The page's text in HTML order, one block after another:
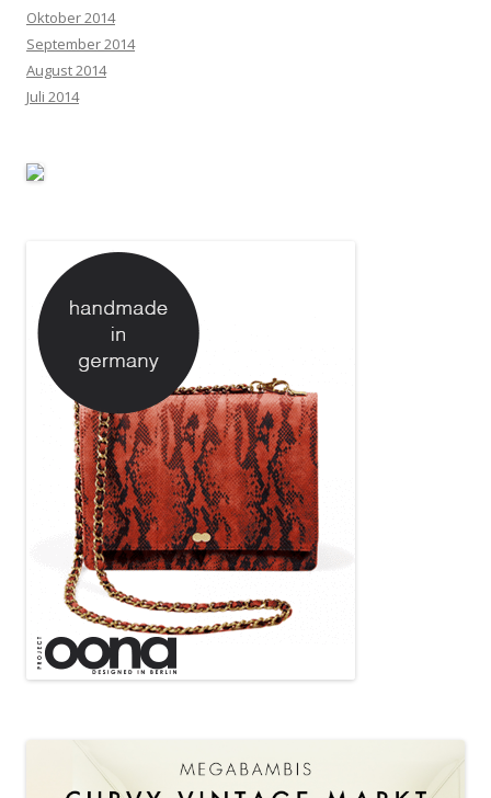
Oktober 2014
September 2014
August 2014
Juli 2014